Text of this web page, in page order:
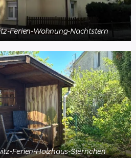
Ferien-Wohnung-Nachtstern
Ferien-Holzhaus-Sternchen